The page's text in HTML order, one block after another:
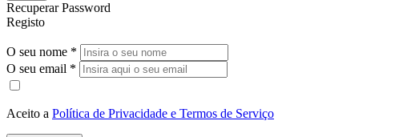
Recuperar Password
Registo
O seu nome *
O seu email *
Aceito a Política de Privacidade e Termos de Serviço